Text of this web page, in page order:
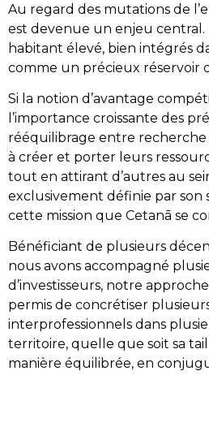
Au regard des mutations de
est devenue un enjeu central.
habitant élevé, bien intégrés
comme un précieux réservoir
Si la notion d’avantage
l’importance croissante des
rééquilibrage entre
à créer et porter leurs
tout en attirant d’autres au
exclusivement définie par son
cette mission que Cetanā se
Bénéficiant de plusieurs
nous avons accompagné
d’investisseurs, notre
permis de concrétiser
interprofessionnels dans
territoire, quelle que soit sa
manière équilibrée, en